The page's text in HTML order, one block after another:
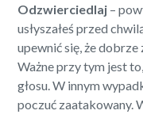
Odzwierciedlaj –
usłyszałeś przed
upewnić się, że
Ważne przy tym jest
głosu. W innym
poczuć zaatakowany.